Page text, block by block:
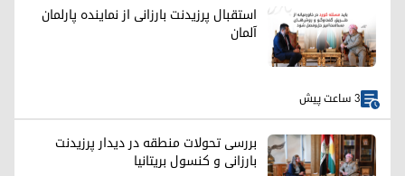
استقبال پرزیدنت بارزانی از نماینده پارلمان
آلمان
3 ساعت پیش
بررسی تحولات منطقه در دیدار پرزیدنت
بارزانی و کنسول بریتانیا